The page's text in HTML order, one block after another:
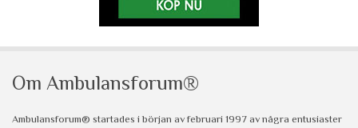
Om Ambulansforum®
Ambulansforum® startades i början av februari 1997 av några entusiaster